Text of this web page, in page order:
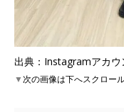
出典：Instagramアカウ
▼次の画像は下へスクロー